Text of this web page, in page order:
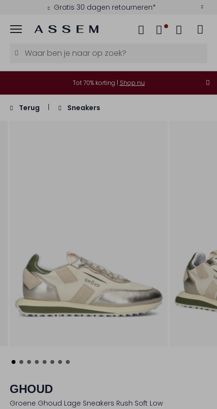
Gratis 30 dagen retourneren*
Menu
Tot 70% korting | Shop nu
Terug Sneakers
GHOUD
Groene Ghoud Lage Sneakers Rush Soft Low